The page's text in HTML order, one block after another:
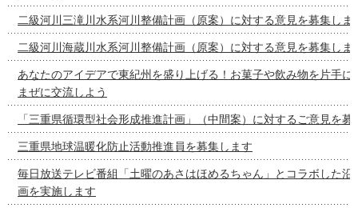
二級河川三滝川水系河川整備計画（原案）に対する意見を募集しま
二級河川海蔵川水系河川整備計画（原案）に対する意見を募集しま
あなたのアイデアで東紀州を盛り上げる！お菓子や飲み物を片手に
まぜに交流しよう
「三重県循環型社会形成推進計画」（中間案）に対するご意見を募
三重県地球温暖化防止活動推進員を募集します
毎日放送テレビ番組「土曜のあさはほめるちゃん」とコラボした沿
画を実施します